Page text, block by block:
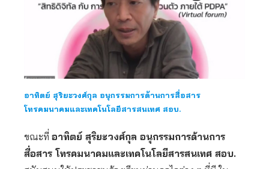
อาทิตย์ สุริยะวงศ์กุล อนุกรรมการด้านการสื่อสาร
โทรคมนาคมและเทคโนโลยีสารสนเทศ สอบ.
ขณะที่ อาทิตย์ สุริยะวงศ์กุล อนุกรรมการด้านการ
สื่อสาร โทรคมนาคมและเทคโนโลยีสารสนเทศ สอบ.